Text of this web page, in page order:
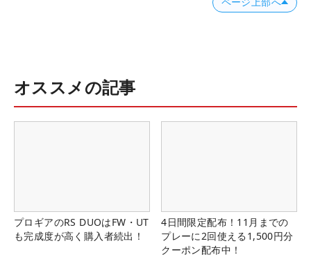
オススメの記事
プロギアのRS DUOはFW・UT
も完成度が高く購入者続出！
4日間限定配布！11月までの
プレーに2回使える1,500円分
クーポン配布中！